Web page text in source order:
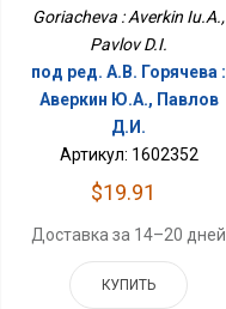
Goriacheva : Averkin Iu.A.,
Pavlov D.I.
под ред. А.В. Горячева :
Аверкин Ю.А., Павлов
Д.И.
Артикул: 1602352
$19.91
Доставка за 14–20 дней
КУПИТЬ